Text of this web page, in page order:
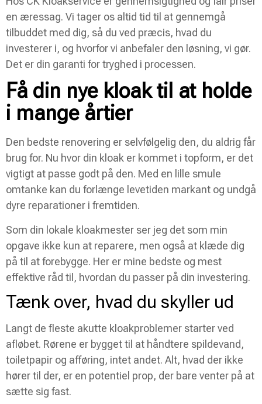
en æressag. Vi tager os altid tid til at gennemgå
tilbuddet med dig, så du ved præcis, hvad du
investerer i, og hvorfor vi anbefaler den løsning, vi gør.
Det er din garanti for tryghed i processen.
Få din nye kloak til at holde
i mange årtier
Den bedste renovering er selvfølgelig den, du aldrig får
brug for. Nu hvor din kloak er kommet i topform, er det
vigtigt at passe godt på den. Med en lille smule
omtanke kan du forlænge levetiden markant og undgå
dyre reparationer i fremtiden.
Som din lokale kloakmester ser jeg det som min
opgave ikke kun at reparere, men også at klæde dig
på til at forebygge. Her er mine bedste og mest
effektive råd til, hvordan du passer på din investering.
Tænk over, hvad du skyller ud
Langt de fleste akutte kloakproblemer starter ved
afløbet. Rørene er bygget til at håndtere spildevand,
toiletpapir og afføring, intet andet. Alt, hvad der ikke
hører til der, er en potentiel prop, der bare venter på at
sætte sig fast.